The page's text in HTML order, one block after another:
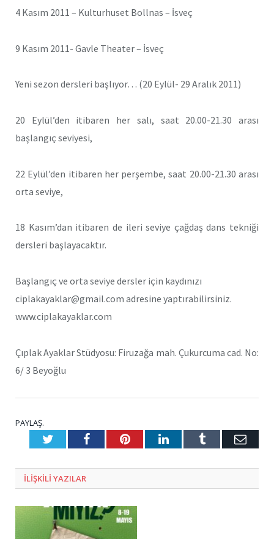
4 Kasım 2011 – Kulturhuset Bollnas – İsveç
9 Kasım 2011- Gavle Theater – İsveç
Yeni sezon dersleri başlıyor… (20 Eylül- 29 Aralık 2011)
20 Eylül’den itibaren her salı, saat 20.00-21.30 arası
başlangıç seviyesi,
22 Eylül’den itibaren her perşembe, saat 20.00-21.30 arası
orta seviye,
18 Kasım’dan itibaren de ileri seviye çağdaş dans tekniği
dersleri başlayacaktır.
Başlangıç ve orta seviye dersler için kaydınızı
ciplakayaklar@gmail.com adresine yaptırabilirsiniz.
www.ciplakayaklar.com
Çıplak Ayaklar Stüdyosu: Firuzağa mah. Çukurcuma cad. No:
6/ 3 Beyoğlu
PAYLAŞ.
TwitterFacebookPinterestLinkedInTumblr E-
ILIŞKILI YAZILAR